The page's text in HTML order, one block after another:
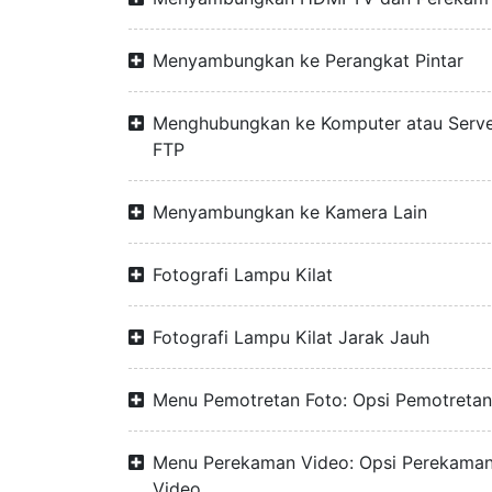
Menyambungkan ke Perangkat Pintar
Menghubungkan ke Komputer atau
FTP
Menyambungkan ke Kamera Lain
Fotografi Lampu Kilat
Fotografi Lampu Kilat Jarak Jauh
Menu Pemotretan Foto: Opsi Pemotretan
Menu Perekaman Video: Opsi